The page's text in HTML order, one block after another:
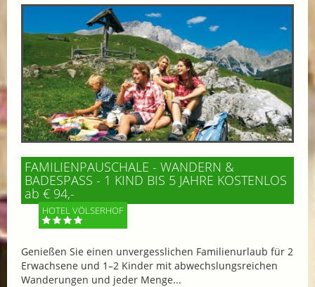
FAMILIENPAUSCHALE - WANDERN &
BADESPASS - 1 KIND BIS 5 JAHRE KOSTENLOS
ab € 94,-
HOTEL VÖLSERHOF
Genießen Sie einen unvergesslichen Familienurlaub für 2
Erwachsene und 1–2 Kinder mit abwechslungsreichen
Wanderungen und jeder Menge...